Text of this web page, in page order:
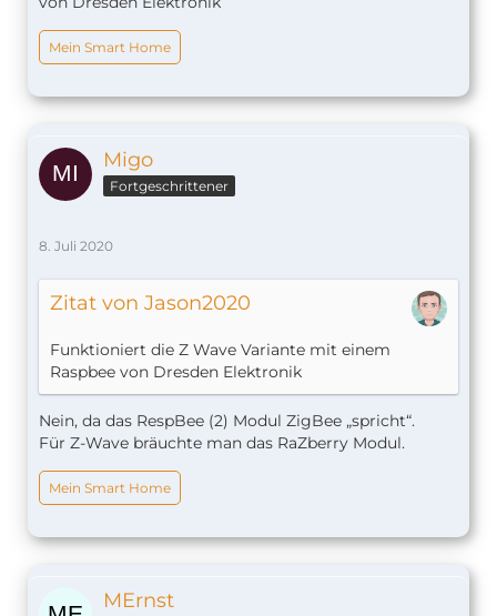
Mein Smart Home
Migo
Fortgeschrittener
8. Juli 2020
Zitat von Jason2020
Funktioniert die Z Wave Variante mit einem
Raspbee von Dresden Elektronik
Nein, da das RespBee (2) Modul ZigBee „spricht“.
Für Z-Wave bräuchte man das RaZberry Modul.
Mein Smart Home
MErnst